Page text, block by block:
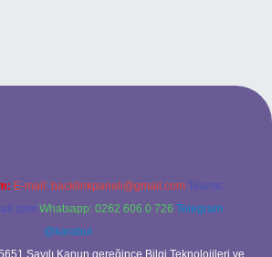
E-mail: backlinkpaneli@gmail.com Teams:
Whatsapp: 0262 606 0 726 Telegram:
@karabul
Sayılı Kanun gereğince Bilgi Teknolojileri ve